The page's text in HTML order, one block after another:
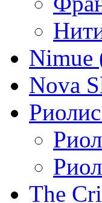
Nimue
Nova
The